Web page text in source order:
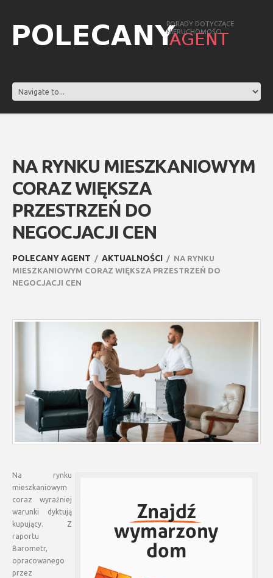
PORADY DOTYCZĄCE
NIERUCHOMOŚCI
NA RYNKU MIESZKANIOWYM
CORAZ WIĘKSZA
PRZESTRZEŃ DO
NEGOCJACJI CEN
POLECANY AGENT AKTUALNOŚCI
NA RYNKU
MIESZKANIOWYM CORAZ WIĘKSZA PRZESTRZEŃ DO
NEGOCJACJI CEN
Na rynku
mieszkaniowym
coraz wyraźniej
warunki dyktują
kupujący. Z
raportu
Barometr,
opracowanego
przez